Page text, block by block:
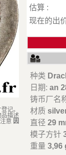
记。
品描述
意 因
估算 :
现在的出
种类
日期:an
铸币厂名
材质
直径29
模子方针
重量3,96